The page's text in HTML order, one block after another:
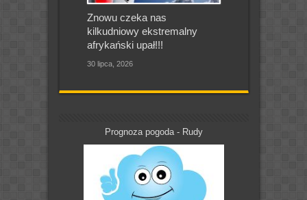
Znowu czeka nas
kilkudniowy ekstremalny
afrykański upał!!!
30 lipca, 2026
Prognoza pogoda - Rudy